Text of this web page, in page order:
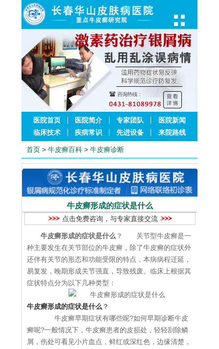
医院首页 医院简介 专家团队
医院新闻
临床技术
疾病常识 先进设备 来院路线
首页 > 牛皮癣百科 > 牛皮癣诊断
牛皮癣形成的症状是什么
点击免费咨询，与专家直接交流
牛皮癣形成的症状是什么 ？ 关节型牛皮癣是一
种主要发生在关节部位的牛皮癣，除了牛皮癣的症状外
还伴有关节的形态和功能受限的特点，本病病程迁延，
易复发，晚期形成关节强直，导致残废。临床上根据其
症状特点分为以下几种类型：
牛皮癣形成的症状是什么 ？
牛皮癣早期症状有哪些呢?如何早期诊断牛皮
癣呢?一般情况下，牛皮癣患者的皮损处，轻轻刮除鳞
屑，伤处可看见小片血点，鲜红或深红色，边缘清楚，